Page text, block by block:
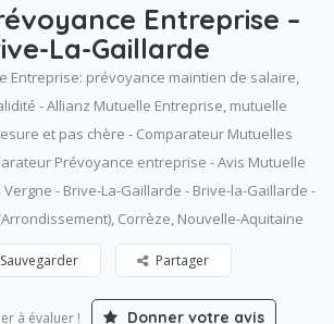
Entreprise –
La-Gaillarde
Entreprise: prévoyance maintien de salaire,
- Allianz Mutuelle Entreprise, mutuelle
et pas chère - Comparateur Mutuelles
Prévoyance entreprise - Avis Mutuelle
Vergne - Brive-La-Gaillarde - Brive-la-Gaillarde -
Corrèze, Nouvelle-Aquitaine
Sauvegarder Partager
à évaluer ! Donner votre avis